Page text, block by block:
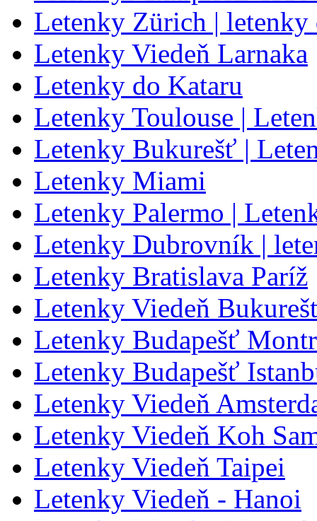
Letenky Zürich |
Letenky Viedeň Larnaka
Letenky do Kataru
Letenky Toulouse |
Letenky Bukurešť |
Letenky Miami
Letenky Palermo |
Letenky Dubrovník |
Letenky Bratislava Paríž
Letenky Viedeň
Letenky Budapešť
Letenky Budapešť
Letenky Viedeň
Letenky Viedeň Koh
Letenky Viedeň Taipei
Letenky Viedeň - Hanoi